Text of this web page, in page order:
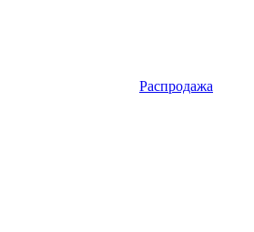
Распродажа